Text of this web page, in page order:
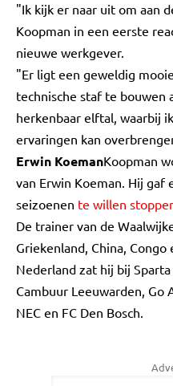
"Ik kijk er naar uit om aan
Koopman in een eerste
nieuwe werkgever.
"Er ligt een geweldig
technische staf te bouwen
herkenbaar elftal, waarbij
ervaringen kan
Erwin KoemanKoopman
van Erwin Koeman. Hij gaf
seizoenen te willen
De trainer van de
Griekenland, China, Congo
Nederland zat hij bij
Cambuur Leeuwarden, Go
NEC en FC Den Bosch.